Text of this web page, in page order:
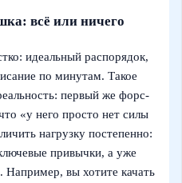
всё или ничего
идеальный распорядок,
по минутам. Такое
первый же форс-
«у него просто нет силы
нагрузку постепенно:
привычки, а уже
вы хотите качать